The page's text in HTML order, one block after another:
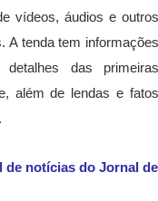
vídeos, áudios e outros
A tenda tem informações
das primeiras
além de lendas e fatos
de notícias do Jornal de